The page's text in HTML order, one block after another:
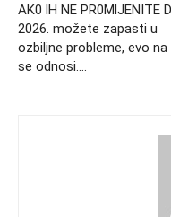
AK0 lH NE PR0MlJENITE
2026. možete zapasti u
ozbiljne probleme, evo na
se odnosi….